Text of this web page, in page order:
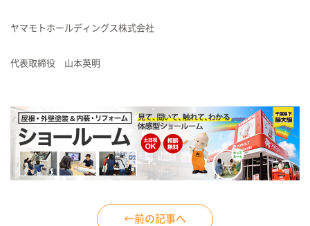
ヤマモトホールディングス株式会社
代表取締役 山本英明
←前の記事へ